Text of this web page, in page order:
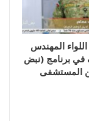
المهندس
في برنامج (نبض
المستشفى